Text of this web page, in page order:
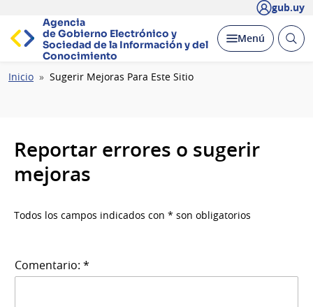
gub.uy
Agencia
de Gobierno Electrónico y
Sociedad de la Información y del
Conocimiento
Desplegar
Menú Abrir
Ruta
Inicio Sugerir Mejoras Para Este Sitio
Reportar errores o sugerir
mejoras
Todos los campos indicados con * son obligatorios
Comentario: *